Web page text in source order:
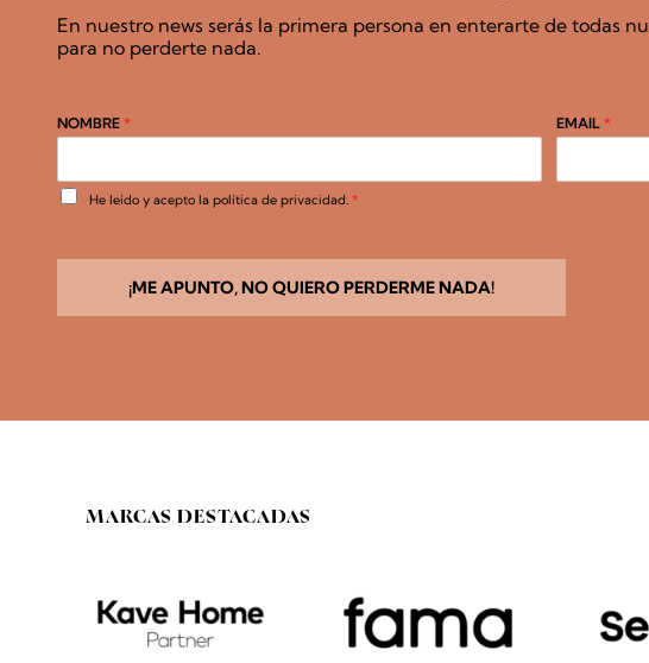
En nuestro news serás la primera persona en enterarte de todas
para no perderte nada.
NOMBRE * EMAIL*
A
R
He leído y acepto la política de privacidad. *
¡ME APUNTO, NO QUIERO PERDERME NADA!
MARCAS DESTACADAS